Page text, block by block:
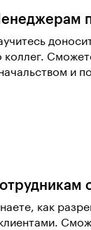
коллег.
и
как